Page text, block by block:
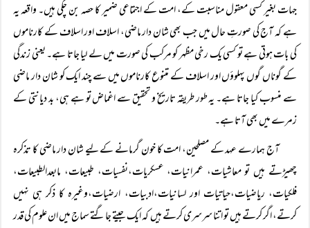
جہات بغیر کسی معقول مناسبت کے، امت کے اجتماعی ضمیر کا حصہ بن چکی ہیں۔ واقعہ یہ
ہے کہ آج کی صورتِ حال میں جب بھی شان دار ماضی، اسلاف اور اسلاف کے کارناموں
کی بات ہوتی ہے تو کسی یک رخی مظہر کو مرکب کی صورت میں لے لیا جاتا ہے۔ یعنی زندگی
کے گوناں گوں پہلوؤں اور اسلاف کے متنوع کارناموں میں سے چند ایک کو شان دار ماضی
سے منسوب کیا جاتا ہے۔ یہ طور طریقہ تاریخ و تحقیق سے اغماض تو ہے ہی، بد دیانتی کے
زمرے میں بھی آتا ہے۔
آج ہمارے عہد کے مصلحین، امت کا خون گرمانے کے لیے شان دار ماضی کا تذکرہ
چھیڑتے ہیں تو معاشیات، عمرانیات، عسکریات،نفسیات، طبیعات، مابعدالطبیعات،
فلکیات، ریاضیات،حیاتیات اور لسانیات،ادبیات، ارضیات،وغیرہ کا ذکر ہی نہیں
کرتے، اگر کرتے ہیں تو اتنا سرسری کرتے ہیں کہ ایک جیتے جاگتے سماج میں ان علوم کی قدر